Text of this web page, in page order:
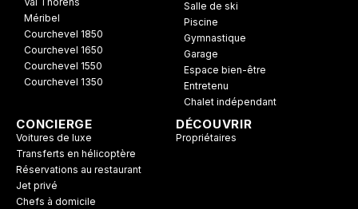
Méribel
Courchevel 1850
Courchevel 1650
Courchevel 1550
Courchevel 1350
Salle de ski
Piscine
Gymnastique
Garage
Espace bien-être
Entretenu
Chalet indépendant
CONCIERGE
Voitures de luxe
Transferts en hélicoptère
Réservations au restaurant
Jet privé
Chefs à domicile
DÉCOUVRIR
Propriétaires